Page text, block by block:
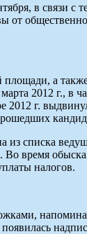
в связи с
от
а
2012 г., в
2012 г.
списка
время обыска
налогов.